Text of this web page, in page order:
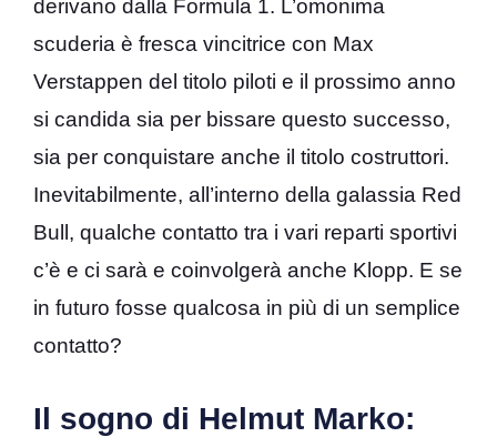
derivano dalla Formula 1. L’omonima
scuderia è fresca vincitrice con Max
Verstappen del titolo piloti e il prossimo anno
si candida sia per bissare questo successo,
sia per conquistare anche il titolo costruttori.
Inevitabilmente, all’interno della galassia Red
Bull, qualche contatto tra i vari reparti sportivi
c’è e ci sarà e coinvolgerà anche Klopp. E se
in futuro fosse qualcosa in più di un semplice
contatto?
Il sogno di Helmut Marko: